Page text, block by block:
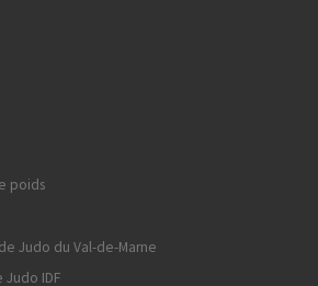
poids
Judo du Val-de-Marne
IDF